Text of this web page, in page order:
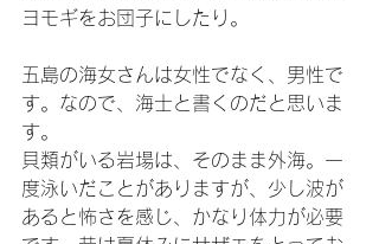
ヨモギをお団子にしたり。
五島の海女さんは女性でなく、男性で
す。なので、海士と書くのだと思いま
す。
貝類がいる岩場は、そのまま外海。一
度泳いだことがありますが、少し波が
あると怖さを感じ、かなり体力が必要